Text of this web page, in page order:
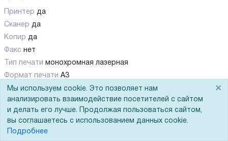
Принтер да
Сканер да
Копир да
Факс нет
Тип печати монохромная лазерная
Формат печати A3
Скорость печати (А4, ч/б) 23 стр/мин
Показать все
Цена по запросу
Мы используем cookie. Это позволяет нам
анализировать взаимодействие посетителей с сайтом
и делать его лучше. Продолжая пользоваться сайтом,
вы соглашаетесь с использованием данных cookie.
Подробнее
×